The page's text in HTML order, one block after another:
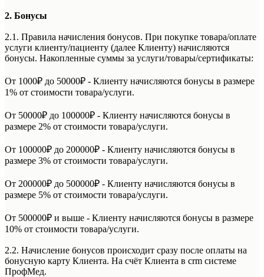
2. Бонусы
2.1. Правила начисления бонусов. При покупке товара/оплате
услуги клиенту/пациенту (далее Клиенту) начисляются
бонусы. Накопленные суммы за услуги/товары/сертификаты:
От 1000₽ до 50000₽ - Клиенту начисляются бонусы в размере
1% от стоимости товара/услуги.
От 50000₽ до 100000₽ - Клиенту начисляются бонусы в
размере 2% от стоимости товара/услуги.
От 100000₽ до 200000₽ - Клиенту начисляются бонусы в
размере 3% от стоимости товара/услуги.
От 200000₽ до 500000₽ - Клиенту начисляются бонусы в
размере 5% от стоимости товара/услуги.
От 500000₽ и выше - Клиенту начисляются бонусы в размере
10% от стоимости товара/услуги.
2.2. Начисление бонусов происходит сразу после оплаты на
бонусную карту Клиента. На счёт Клиента в crm системе
ПрофМед.